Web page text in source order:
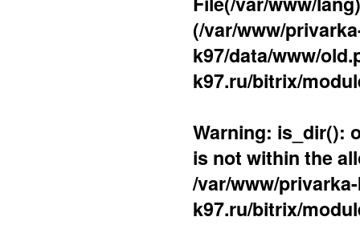
(/var/www/
k97/data/www/
k97.ru/bitrix/
Warning: is_dir():
is not within the
/var/www/
k97.ru/bitrix/